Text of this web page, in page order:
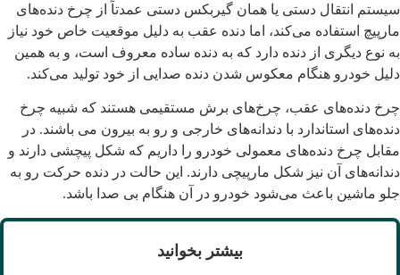
انتقال دستی یا همان گیربکس دستی عمدتاً از چرخ دنده‌های
استفاده می‌کند، اما دنده عقب به دلیل موقعیت خاص خود نیاز
نوع دیگری از دنده دارد که به دنده ساده معروف است، و به همین
خودرو هنگام معکوس شدن دنده صدایی از خود تولید می‌کند.
دنده‌های عقب، چرخ‌های برش مستقیمی هستند که شبیه چرخ
استاندارد با دندانه‌های خارجی و رو به بیرون می باشند. در
چرخ دنده‌های معمولی خودرو را داریم که شکل پیچشی دارند و
آن نیز شکل مارپیچی دارند. این حالت در دنده حرکت رو به
ماشین باعث می‌شود خودرو در آن هنگام بی صدا باشد.
بیشتر بخوانید